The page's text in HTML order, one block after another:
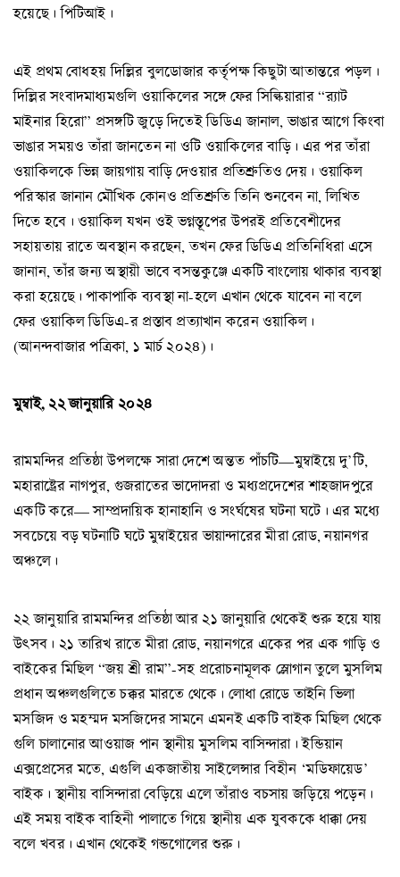
হয়েছে। পিটিআই।
এই প্রথম বোধহয় দিল্লির বুলডোজার কর্তৃপক্ষ কিছুটা আতান্তরে পড়ল।
দিল্লির সংবাদমাধ্যমগুলি ওয়াকিলের সঙ্গে ফের সিল্কিয়ারার “র‍্যাট
মাইনার হিরো” প্রসঙ্গটি জুড়ে দিতেই ডিডিএ জানাল, ভাঙার আগে কিংবা
ভাঙার সময়ও তাঁরা জানতেন না ওটি ওয়াকিলের বাড়ি। এর পর তাঁরা
ওয়াকিলকে ভিন্ন জায়গায় বাড়ি দেওয়ার প্রতিশ্রুতিও দেয়। ওয়াকিল
পরিস্কার জানান মৌখিক কোনও প্রতিশ্রুতি তিনি শুনবেন না, লিখিত
দিতে হবে। ওয়াকিল যখন ওই ভগ্নস্তূপের উপরই প্রতিবেশীদের
সহায়তায় রাতে অবস্থান করছেন, তখন ফের ডিডিএ প্রতিনিধিরা এসে
জানান, তাঁর জন্য অস্থায়ী ভাবে বসন্তকুঞ্জে একটি বাংলোয় থাকার ব্যবস্থা
করা হয়েছে। পাকাপাকি ব্যবস্থা না-হলে এখান থেকে যাবেন না বলে
ফের ওয়াকিল ডিডিএ-র প্রস্তাব প্রত্যাখান করেন ওয়াকিল।
(আনন্দবাজার পত্রিকা, ১ মার্চ ২০২৪)।
মুম্বাই, ২২ জানুয়ারি ২০২৪
রামমন্দির প্রতিষ্ঠা উপলক্ষে সারা দেশে অন্তত পাঁচটি—মুম্বাইয়ে দু’টি,
মহারাষ্ট্রের নাগপুর, গুজরাতের ভাদোদরা ও মধ্যপ্রদেশের শাহজাদপুরে
একটি করে— সাম্প্রদায়িক হানাহানি ও সংর্ঘষের ঘটনা ঘটে। এর মধ্যে
সবচেয়ে বড় ঘটনাটি ঘটে মুম্বাইয়ের ভায়ান্দারের মীরা রোড, নয়ানগর
অঞ্চলে।
২২ জানুয়ারি রামমন্দির প্রতিষ্ঠা আর ২১ জানুয়ারি থেকেই শুরু হয়ে যায়
উৎসব। ২১ তারিখ রাতে মীরা রোড, নয়ানগরে একের পর এক গাড়ি ও
বাইকের মিছিল “জয় শ্রী রাম”-সহ প্ররোচনামূলক স্লোগান তুলে মুসলিম
প্রধান অঞ্চলগুলিতে চক্কর মারতে থেকে। লোধা রোডে তাইনি ভিলা
মসজিদ ও মহম্মদ মসজিদের সামনে এমনই একটি বাইক মিছিল থেকে
গুলি চালানোর আওয়াজ পান স্থানীয় মুসলিম বাসিন্দারা। ইন্ডিয়ান
এক্সপ্রেসের মতে, এগুলি একজাতীয় সাইলেন্সার বিহীন ‘মডিফায়েড’
বাইক। স্থানীয় বাসিন্দারা বেড়িয়ে এলে তাঁরাও বচসায় জড়িয়ে পড়েন।
এই সময় বাইক বাহিনী পালাতে গিয়ে স্থানীয় এক যুবককে ধাক্কা দেয়
বলে খবর। এখান থেকেই গন্ডগোলের শুরু।